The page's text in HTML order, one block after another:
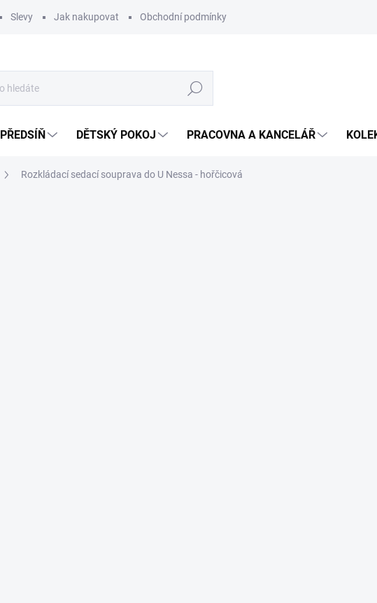
Slevy Jak nakupovat Obchodní podmínky Podmínky ochrany osobních
Hledat
PŘEDSÍŇ DĚTSKÝ POKOJ PRACOVNA A KANCELÁŘ
Rozkládací sedací souprava do U Nessa - hořčicová